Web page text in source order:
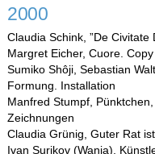
2000
Claudia Schink, ”De Civitate
Margret Eicher, Cuore.
Sumiko Shôji, Sebastian
Formung. Installation
Manfred Stumpf,
Zeichnungen
Claudia Grünig, Guter Rat
Ivan Surikov (Wanja),